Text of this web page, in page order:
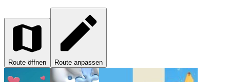
Route öffnen Route anpassen